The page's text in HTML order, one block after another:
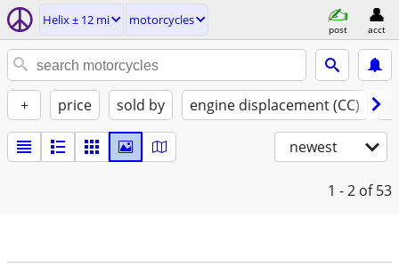
Helix ± 12 mi motorcycles
post acct
+ price sold by engine displacement (CC)
newest
1 - 2 of 53